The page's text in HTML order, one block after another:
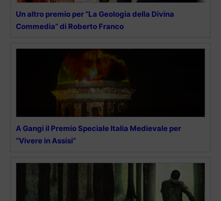
Un altro premio per “La Geologia della Divina
Commedia” di Roberto Franco
A Gangi il Premio Speciale Italia Medievale per
“Vivere in Assisi”